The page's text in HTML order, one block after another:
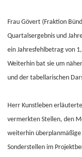
Frau Gövert (Fraktion
Quartalsergebnis und
ein Jahresfehlbetrag von
Weiterhin bat sie um
und der tabellarischen
Herr Kunstleben
vermerkten Stellen, den
weiterhin
Sonderstellen im